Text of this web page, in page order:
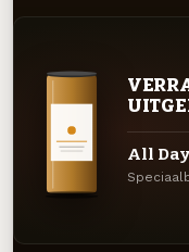
All